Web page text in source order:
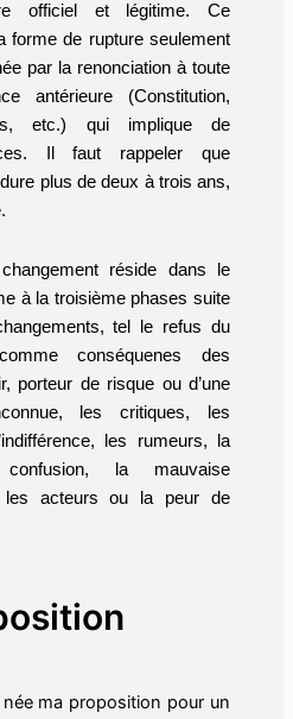
officiel et légitime. Ce
forme de rupture seulement
par la renonciation à toute
antérieure (Constitution,
etc.) qui implique de
Il faut rappeler que
plus de deux à trois ans,
réside dans le
à la troisième phases suite
tel le refus du
conséquenes des
porteur de risque ou d’une
les critiques, les
les rumeurs, la
la mauvaise
les acteurs ou la peur de
ma proposition pour un